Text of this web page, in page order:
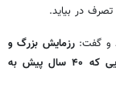
در بیاید.
و گفت:رزمایش بزرگ و
توانمند ارتش جمهوری اسلامی ایران نشان داد که آنهایی که ۴۰ سال پیش به